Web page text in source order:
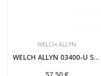
WELCH ALLYN
WELCH ALLYN 03400-U SPULDZE
57,50 €